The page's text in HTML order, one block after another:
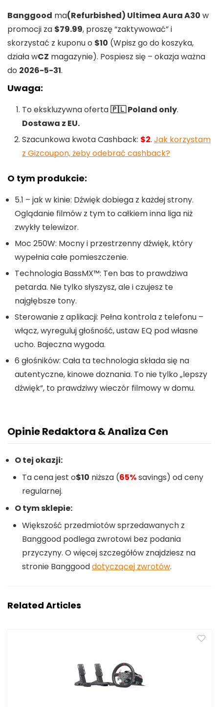
Banggood ma(Refurbished) Ultimea Aura A30 w
promocji za $79.99, proszę “zaktywować” i
skorzystać z kuponu o $10 (Wpisz go do koszyka,
działa wCZ magazynie). Pospiesz się – okazja ważna
do 2026-5-31.
Uwaga:
To ekskluzywna oferta🇵🇱 Poland only.
Dostawa z EU.
Szacunkowa kwota Cashback: $2. Jak korzystam
z Gizcoupon, żeby odebrać cashback?
O tym produkcie:
5.1 – jak w kinie: Dźwięk dobiega z każdej strony.
Oglądanie filmów z tym to całkiem inna liga niż
zwykły telewizor.
Moc 250W: Mocny i przestrzenny dźwięk, który
wypełnia całe pomieszczenie.
Technologia BassMX™: Ten bas to prawdziwa
petarda. Nie tylko słyszysz, ale i czujesz te
najgłębsze tony.
Sterowanie z aplikacji: Pełna kontrola z telefonu –
włącz, wyreguluj głośność, ustaw EQ pod własne
ucho. Bajeczna wygoda.
6 głośników: Cała ta technologia składa się na
autentyczne, kinowe doznania. To nie tylko „lepszy
dźwięk”, to prawdziwy wieczór filmowy w domu.
Opinie Redaktora & Analiza Cen
O tej okazji:
Ta cena jest o$10 niższa (65%savings) od ceny
regularnej.
O tym sklepie:
Większość przedmiotów sprzedawanych z
Banggood podlega zwrotowi bez podania
przyczyny. O więcej szczegółów znajdziesz na
stronie Banggooddotyczącej zwrotów.
Related Articles